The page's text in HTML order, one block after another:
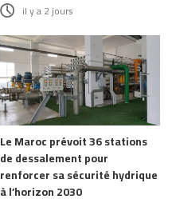
il y a 2 jours
Le Maroc prévoit 36 stations
de dessalement pour
renforcer sa sécurité hydrique
à l’horizon 2030